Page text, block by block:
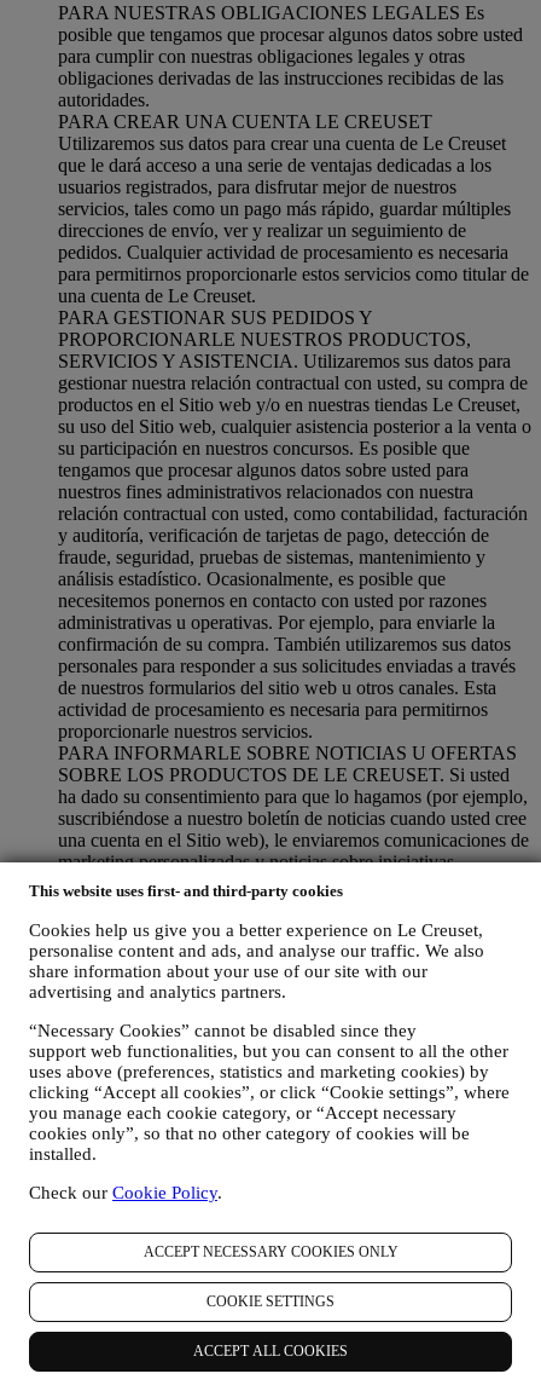
This website uses first- and third-party cookies
Cookies help us give you a better experience on Le Creuset,
personalise content and ads, and analyse our traffic. We also
share information about your use of our site with our
advertising and analytics partners.
“Necessary Cookies” cannot be disabled since they
support web functionalities, but you can consent to all the other
uses above (preferences, statistics and marketing cookies) by
clicking “Accept all cookies”, or click “Cookie settings”, where
you manage each cookie category, or “Accept necessary
cookies only”, so that no other category of cookies will be
installed.
Check our Cookie Policy.
ACCEPT NECESSARY COOKIES ONLY
COOKIE SETTINGS
ACCEPT ALL COOKIES
PARA NUESTRAS OBLIGACIONES LEGALES Es
posible que tengamos que procesar algunos datos sobre usted
para cumplir con nuestras obligaciones legales y otras
obligaciones derivadas de las instrucciones recibidas de las
autoridades.
PARA CREAR UNA CUENTA LE CREUSET
Utilizaremos sus datos para crear una cuenta de Le Creuset
que le dará acceso a una serie de ventajas dedicadas a los
usuarios registrados, para disfrutar mejor de nuestros
servicios, tales como un pago más rápido, guardar múltiples
direcciones de envío, ver y realizar un seguimiento de
pedidos. Cualquier actividad de procesamiento es necesaria
para permitirnos proporcionarle estos servicios como titular de
una cuenta de Le Creuset.
PARA GESTIONAR SUS PEDIDOS Y
PROPORCIONARLE NUESTROS PRODUCTOS,
SERVICIOS Y ASISTENCIA. Utilizaremos sus datos para
gestionar nuestra relación contractual con usted, su compra de
productos en el Sitio web y/o en nuestras tiendas Le Creuset,
su uso del Sitio web, cualquier asistencia posterior a la venta o
su participación en nuestros concursos. Es posible que
tengamos que procesar algunos datos sobre usted para
nuestros fines administrativos relacionados con nuestra
relación contractual con usted, como contabilidad, facturación
y auditoría, verificación de tarjetas de pago, detección de
fraude, seguridad, pruebas de sistemas, mantenimiento y
análisis estadístico. Ocasionalmente, es posible que
necesitemos ponernos en contacto con usted por razones
administrativas u operativas. Por ejemplo, para enviarle la
confirmación de su compra. También utilizaremos sus datos
personales para responder a sus solicitudes enviadas a través
de nuestros formularios del sitio web u otros canales. Esta
actividad de procesamiento es necesaria para permitirnos
proporcionarle nuestros servicios.
PARA INFORMARLE SOBRE NOTICIAS U OFERTAS
SOBRE LOS PRODUCTOS DE LE CREUSET. Si usted
ha dado su consentimiento para que lo hagamos (por ejemplo,
suscribiéndose a nuestro boletín de noticias cuando usted cree
una cuenta en el Sitio web), le enviaremos comunicaciones de
marketing personalizadas y noticias sobre iniciativas
relacionadas con Le Creuset promovidas por sus filiales del
grupo, y afiliados y socios locales, también dependiendo de
sus preferencias. Nos comunicaremos con usted por correo
electrónico, SMS o redes sociales, pero también mediante
medios automatizados. Dichas comunicaciones se
relacionarán con los productos de Le Creuset o con las nuevas
encuestas, demostraciones organizadas por Le Creuset u
ofertas especiales que le puedan gustar. Estas comunicaciones
pueden seleccionarse o adaptarse para usted en función de los
detalles que tenemos sobre usted, como su ubicación o su
historial de compras, o las preferencias de nuestros productos.
Usaremos sus datos para comprender mejor sus intereses. Esto
nos permite personalizar nuestras comunicaciones para
hacerlas más relevantes e interesantes. No será utilizada para
apertura de correo electrónico y clics utilizando tecnologías
estándar de la industria (incluidos los píxeles de seguimiento
en los correos electrónicos) para ayudarnos a monitorizar
nuestros boletines informativos. Este procesamiento se basa
en su consentimiento para recibir comunicaciones de
marketing personalizadas de nuestra parte. La opción de
suscripción se puede ejercer en los puntos donde se recopila